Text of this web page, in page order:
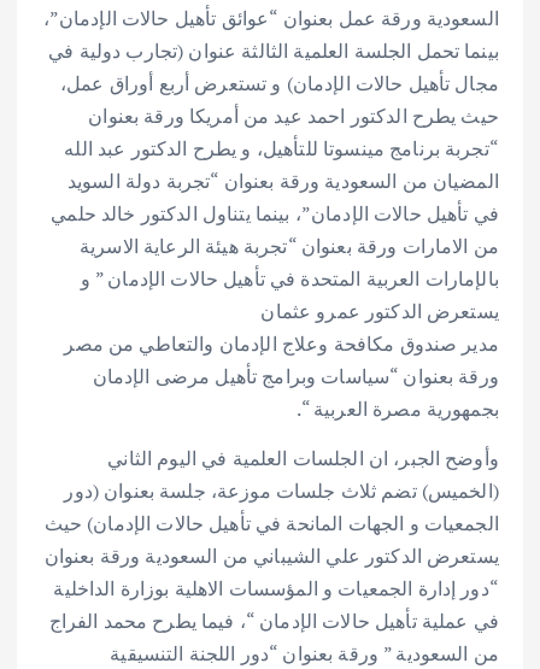
السعودية ورقة عمل بعنوان “عوائق تأهيل حالات الإدمان”،
بينما تحمل الجلسة العلمية الثالثة عنوان (تجارب دولية في
مجال تأهيل حالات الإدمان) و تستعرض أربع أوراق عمل،
حيث يطرح الدكتور احمد عيد من أمريكا ورقة بعنوان
“تجربة برنامج مينسوتا للتأهيل، و يطرح الدكتور عبد الله
المضيان من السعودية ورقة بعنوان “تجربة دولة السويد
في تأهيل حالات الإدمان”، بينما يتناول الدكتور خالد حلمي
من الامارات ورقة بعنوان “تجربة هيئة الرعاية الاسرية
بالإمارات العربية المتحدة في تأهيل حالات الإدمان ” و
يستعرض الدكتور عمرو عثمان
مدير صندوق مكافحة وعلاج الإدمان والتعاطي من مصر
ورقة بعنوان “سياسات وبرامج تأهيل مرضى الإدمان
بجمهورية مصرة العربية “.
وأوضح الجبر، ان الجلسات العلمية في اليوم الثاني
(الخميس) تضم ثلاث جلسات موزعة، جلسة بعنوان (دور
الجمعيات و الجهات المانحة في تأهيل حالات الإدمان) حيث
يستعرض الدكتور علي الشيباني من السعودية ورقة بعنوان
“دور إدارة الجمعيات و المؤسسات الاهلية بوزارة الداخلية
في عملية تأهيل حالات الإدمان “، فيما يطرح محمد الفراج
من السعودية ” ورقة بعنوان “دور اللجنة التنسيقية